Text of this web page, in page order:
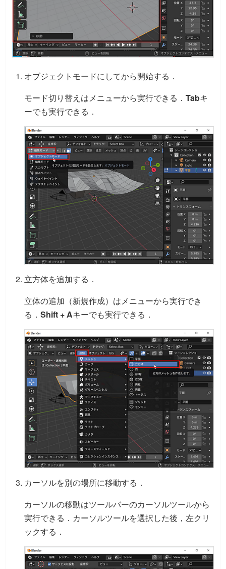
オブジェクトモードにしてから開始する．
モード切り替えはメニューから実行できる． Tabキ
ーでも実行できる．
立方体を追加する．
立体の追加（新規作成）はメニューから実行でき
る． Shift + Aキーでも実行できる．
カーソルを別の場所に移動する．
カーソルの移動はツールバーのカーソルツールから
実行できる．カーソルツールを選択した後，左クリ
ックする．